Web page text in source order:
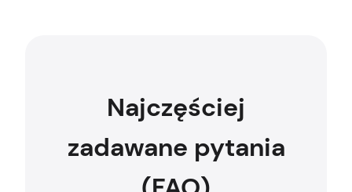
Najczęściej
zadawane pytania